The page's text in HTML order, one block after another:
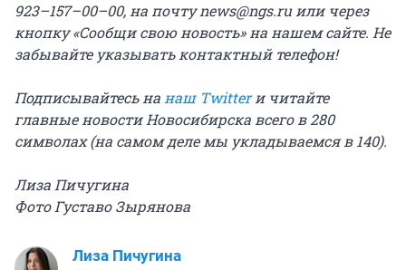
923–157–00–00, на почту news@ngs.ru или через
кнопку «Сообщи свою новость» на нашем сайте. Не
забывайте указывать контактный телефон!
Подписывайтесь нанаш Twitterи читайте
главные новости Новосибирска всего в 280
символах (на самом деле мы укладываемся в 140).
Лиза Пичугина
Фото Густаво Зырянова
Лиза Пичугина